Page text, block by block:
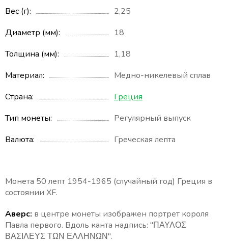
Вес (г)
2,25
Диаметр (мм)
18
Толщина (мм)
1,18
Материал
Медно-никелевый сплав
Страна
Греция
Тип монеты
Регулярный выпуск
Валюта
Греческая лепта
Монета 50 лепт 1954-1965 (случайный год) Греция в
состоянии XF.
Аверс: в центре монеты изображен портрет короля
Павла первого. Вдоль канта надпись: "ΠΑΥΛΟΣ
ΒΑΣΙΛΕΥΣ ΤΩΝ ΕΛΛΗΝΩΝ".